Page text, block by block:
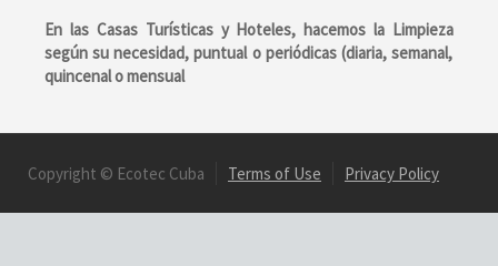
En las Casas Turísticas y Hoteles, hacemos la Limpieza
según su necesidad, puntual o periódicas (diaria, semanal,
quincenal o mensual
Copyright © Ecotec Cuba Terms of Use Privacy Policy